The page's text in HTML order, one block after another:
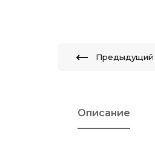
Предыдущий
Описание